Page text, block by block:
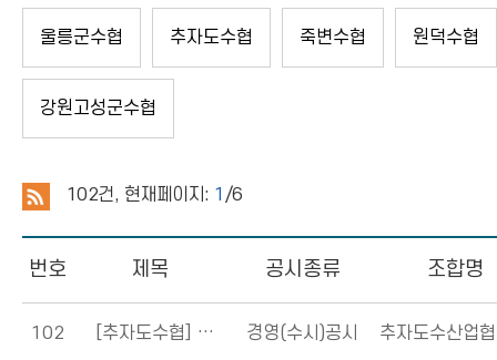
울릉군수협 추자도수협 죽변수협 원덕수협
강원고성군수협
102건, 현재페이지: 1 /6
번호 제목 공시종류 조합명
102 [추자도수협]
경영(수시)공시-추자도수협
경영(수시)공시